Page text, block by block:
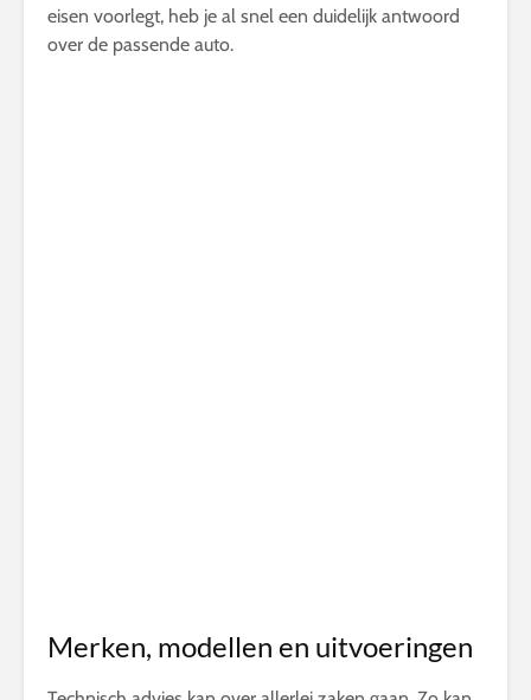
eisen voorlegt, heb je al snel een duidelijk antwoord
over de passende auto.
Merken, modellen en uitvoeringen